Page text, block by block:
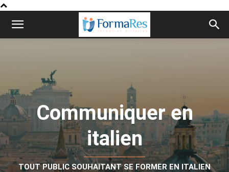
Communiquer en
italien
TOUT PUBLIC SOUHAITANT SE FORMER EN ITALIEN